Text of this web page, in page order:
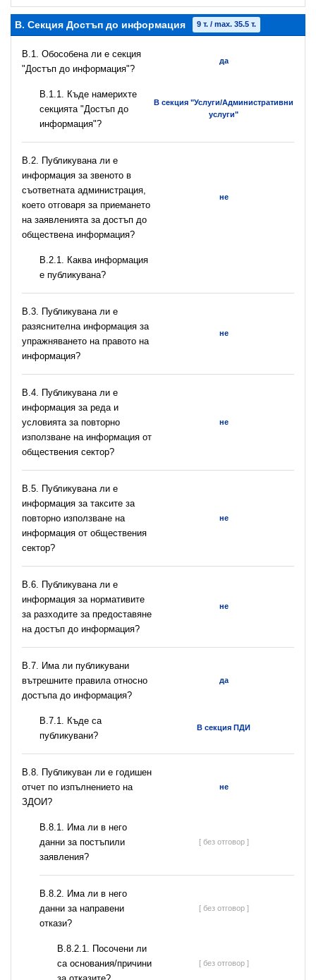
B. Секция Достъп до информация 9 т. / max. 35.5 т.
В.1. Обособена ли е секция
"Достъп до информация"?
да
В.1.1. Къде намерихте
секцията "Достъп до
информация"?
В секция "Услуги/Административни
услуги"
В.2. Публикувана ли е
информация за звеното в
съответната администрация,
което отговаря за приемането
на заявленията за достъп до
обществена информация?
не
B.2.1. Каква информация
е публикувана?
В.3. Публикувана ли е
разяснителна информация за
упражняването на правото на
информация?
не
В.4. Публикувана ли е
информация за реда и
условията за повторно
използване на информация от
обществения сектор?
не
В.5. Публикувана ли е
информация за таксите за
повторно използване на
информация от обществения
сектор?
не
В.6. Публикувана ли е
информация за нормативите
за разходите за предоставяне
на достъп до информация?
не
В.7. Има ли публикувани
вътрешните правила относно
достъпа до информация?
да
В.7.1. Къде са
публикувани?
В секция ПДИ
В.8. Публикуван ли е годишен
отчет по изпълнението на
ЗДОИ?
не
В.8.1. Има ли в него
данни за постъпили
заявления?
[ без отговор ]
В.8.2. Има ли в него
данни за направени
откази?
[ без отговор ]
В.8.2.1. Посочени ли
са основания/причини
[ без отговор ]